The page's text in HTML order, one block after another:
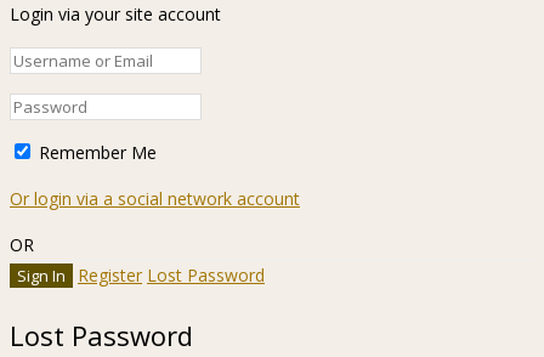
Login via your site account
Remember Me
Or login via a social network account
OR
Register Lost Password
Lost Password